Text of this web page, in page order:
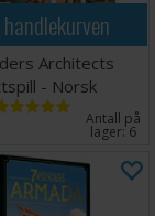
Architects
- Norsk
Antall på
lager:6